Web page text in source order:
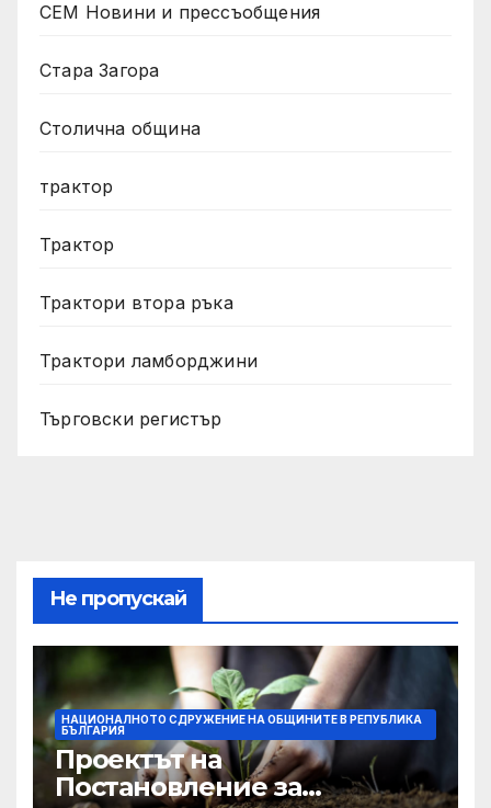
СЕМ Новини и прессъобщения
Стара Загора
Столична община
трактор
Трактор
Трактори втора ръка
Трактори ламборджини
Търговски регистър
Не пропускай
НАЦИОНАЛНОТО СДРУЖЕНИЕ НА ОБЩИНИТЕ В РЕПУБЛИКА
БЪЛГАРИЯ
Проектът на
Постановление за